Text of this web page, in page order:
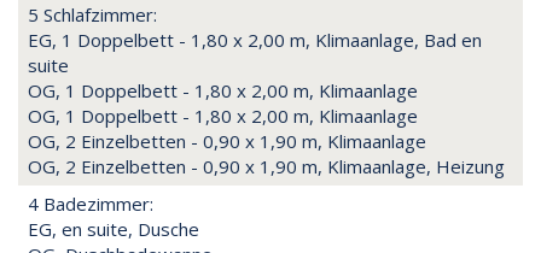
5 Schlafzimmer:
EG, 1 Doppelbett - 1,80 x 2,00 m, Klimaanlage, Bad en
suite
OG, 1 Doppelbett - 1,80 x 2,00 m, Klimaanlage
OG, 1 Doppelbett - 1,80 x 2,00 m, Klimaanlage
OG, 2 Einzelbetten - 0,90 x 1,90 m, Klimaanlage
OG, 2 Einzelbetten - 0,90 x 1,90 m, Klimaanlage, Heizung
4 Badezimmer:
EG, en suite, Dusche